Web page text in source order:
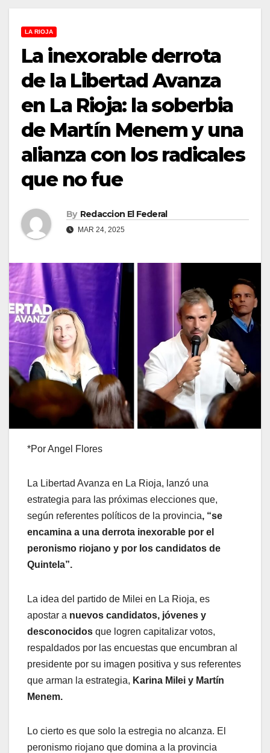
LA RIOJA
La inexorable derrota
de la Libertad Avanza
en La Rioja: la soberbia
de Martín Menem y una
alianza con los radicales
que no fue
By Redaccion El Federal
MAR 24, 2025
*Por Angel Flores
La Libertad Avanza en La Rioja, lanzó una
estrategia para las próximas elecciones que,
según referentes políticos de la provincia, “se
encamina a una derrota inexorable por el
peronismo riojano y por los candidatos de
Quintela”.
La idea del partido de Milei en La Rioja, es
apostar a nuevos candidatos, jóvenes y
desconocidos que logren capitalizar votos,
respaldados por las encuestas que encumbran al
presidente por su imagen positiva y sus referentes
que arman la estrategia, Karina Milei y Martín
Menem.
Lo cierto es que solo la estregia no alcanza. El
peronismo riojano que domina a la provincia